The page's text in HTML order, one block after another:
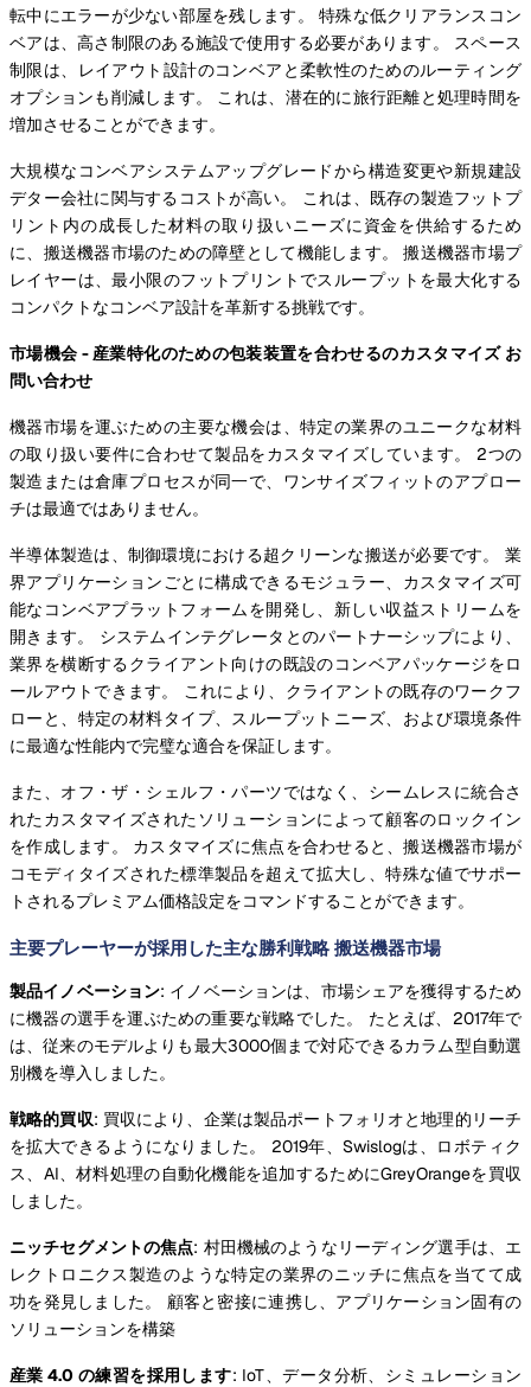
転中にエラーが少ない部屋を残します。 特殊な低クリアランスコン
ベアは、高さ制限のある施設で使用する必要があります。 スペース
制限は、レイアウト設計のコンベアと柔軟性のためのルーティング
オプションも削減します。 これは、潜在的に旅行距離と処理時間を
増加させることができます。
大規模なコンベアシステムアップグレードから構造変更や新規建設
デター会社に関与するコストが高い。 これは、既存の製造フットプ
リント内の成長した材料の取り扱いニーズに資金を供給するため
に、搬送機器市場のための障壁として機能します。 搬送機器市場プ
レイヤーは、最小限のフットプリントでスループットを最大化する
コンパクトなコンベア設計を革新する挑戦です。
市場機会 - 産業特化のための包装装置を合わせるのカスタマイズ お
問い合わせ
機器市場を運ぶための主要な機会は、特定の業界のユニークな材料
の取り扱い要件に合わせて製品をカスタマイズしています。 2つの
製造または倉庫プロセスが同一で、ワンサイズフィットのアプロー
チは最適ではありません。
半導体製造は、制御環境における超クリーンな搬送が必要です。 業
界アプリケーションごとに構成できるモジュラー、カスタマイズ可
能なコンベアプラットフォームを開発し、新しい収益ストリームを
開きます。 システムインテグレータとのパートナーシップにより、
業界を横断するクライアント向けの既設のコンベアパッケージをロ
ールアウトできます。 これにより、クライアントの既存のワークフ
ローと、特定の材料タイプ、スループットニーズ、および環境条件
に最適な性能内で完璧な適合を保証します。
また、オフ・ザ・シェルフ・パーツではなく、シームレスに統合さ
れたカスタマイズされたソリューションによって顧客のロックイン
を作成します。 カスタマイズに焦点を合わせると、搬送機器市場が
コモディタイズされた標準製品を超えて拡大し、特殊な値でサポー
トされるプレミアム価格設定をコマンドすることができます。
主要プレーヤーが採用した主な勝利戦略 搬送機器市場
製品イノベーション: イノベーションは、市場シェアを獲得するため
に機器の選手を運ぶための重要な戦略でした。 たとえば、2017年で
は、従来のモデルよりも最大3000個まで対応できるカラム型自動選
別機を導入しました。
戦略的買収: 買収により、企業は製品ポートフォリオと地理的リーチ
を拡大できるようになりました。 2019年、Swislogは、ロボティク
ス、AI、材料処理の自動化機能を追加するためにGreyOrangeを買収
しました。
ニッチセグメントの焦点: 村田機械のようなリーディング選手は、エ
レクトロニクス製造のような特定の業界のニッチに焦点を当てて成
功を発見しました。 顧客と密接に連携し、アプリケーション固有の
ソリューションを構築
産業 4.0 の練習を採用します: IoT、データ分析、シミュレーション